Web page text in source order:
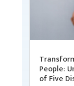
People:
of Five